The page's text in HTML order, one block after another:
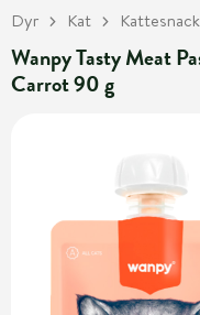
Dyr Kat
Wanpy Tasty Meat
Carrot 90 g